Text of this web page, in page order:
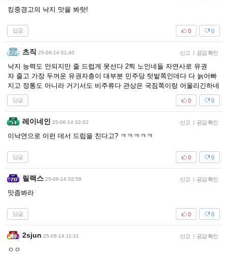
킹중경고의 낙지 맛을 봐랏!
답글 0
0
츠직 25-06-14 01:40 신고 | 공감 확인
낙지 능력도 안되지만 줄 드럽게 못선다 2찍 노인네들 자연사로 유권
자 줄고 가장 두꺼운 유권자층이 대부분 민주당 텃밭쪽인데다 다 늙어빠
지고 정통도 아니라 거기서도 비주류다 관상은 국짐쪽이랑 어울리긴하네
답글 0
0
레이네인 25-06-14 02:02 신고 | 공감 확인
이낙연으로 이런 데서 드립을 친다고? ㅋㅋㅋㅋㅋ
답글 0
0
릴랙스 25-06-14 02:58 신고 | 공감 확인
맛좀봐라
답글 0
0
2sjun 25-06-14 11:31 신고 | 공감 확인
ㅇㅇ